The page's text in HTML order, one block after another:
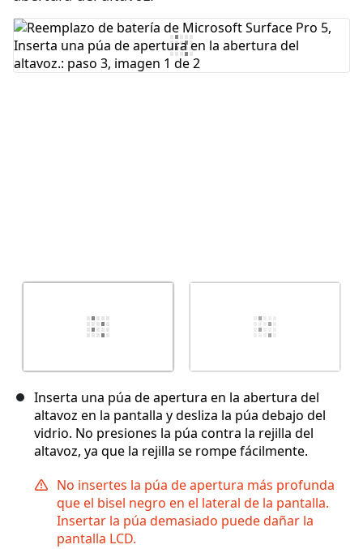
Agregar Comentario
Inserta una púa de apertura en la abertura del
altavoz en la pantalla y desliza la púa debajo del
vidrio. No presiones la púa contra la rejilla del
altavoz, ya que la rejilla se rompe fácilmente.
No insertes la púa de apertura más profunda
que el bisel negro en el lateral de la pantalla.
Insertar la púa demasiado puede dañar la
pantalla LCD.